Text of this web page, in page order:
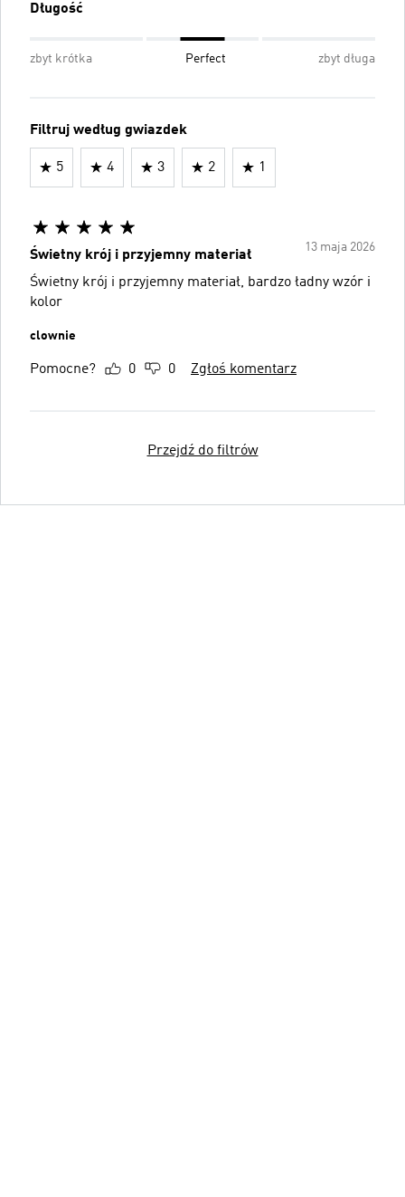
Długość
zbyt krótka Perfect zbyt długa
Filtruj według gwiazdek
5 4 3 2 1
13 maja 2026
Świetny krój i przyjemny materiał
Świetny krój i przyjemny materiał, bardzo ładny wzór i
kolor
clownie
Pomocne? 0 0 Zgłoś komentarz
Przejdź do filtrów